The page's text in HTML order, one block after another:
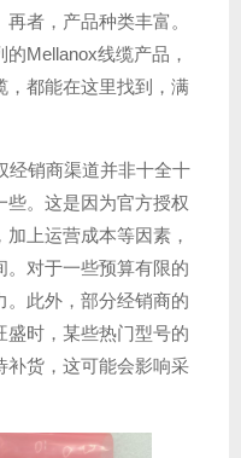
者，产品种类丰富。
Mellanox线缆产品，
，都能在这里找到，满
经销商渠道并非十全十
些。这是因为官方授权
上运营成本等因素，
。对于一些预算有限的
。此外，部分经销商的
盛时，某些热门型号的
补货，这可能会影响采